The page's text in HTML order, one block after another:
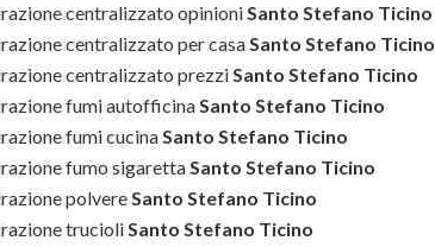
centralizzato opinioniSanto Stefano Ticino
centralizzato per casaSanto Stefano Ticino
centralizzato prezziSanto Stefano Ticino
fumi autofficinaSanto Stefano Ticino
fumi cucinaSanto Stefano Ticino
fumo sigarettaSanto Stefano Ticino
polvereSanto Stefano Ticino
trucioliSanto Stefano Ticino